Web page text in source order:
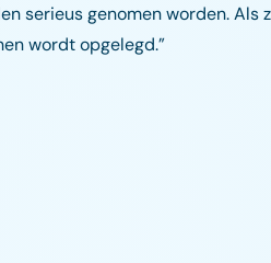
serieus genomen worden.
wordt opgelegd.”